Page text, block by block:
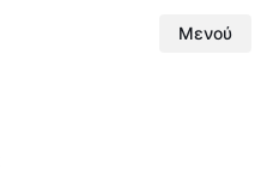
Μενού